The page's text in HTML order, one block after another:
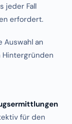
jeder Fall
erfordert.
Auswahl an
für den